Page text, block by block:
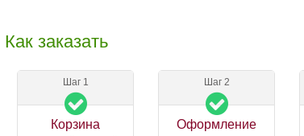
Как заказать
Шаг 1
Корзина
Шаг 2
Оформление